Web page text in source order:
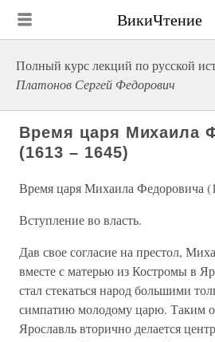
ВикиЧтение
Полный курс лекций по русской
Платонов Сергей Федорович
Время царя Михаила
(1613 – 1645)
Время царя Михаила Федоровича
Вступление во власть.
Дав свое согласие на престол,
вместе с матерью из Костромы в
стал стекаться народ большими
симпатию молодому царю. Таким
Ярославль вторично делается